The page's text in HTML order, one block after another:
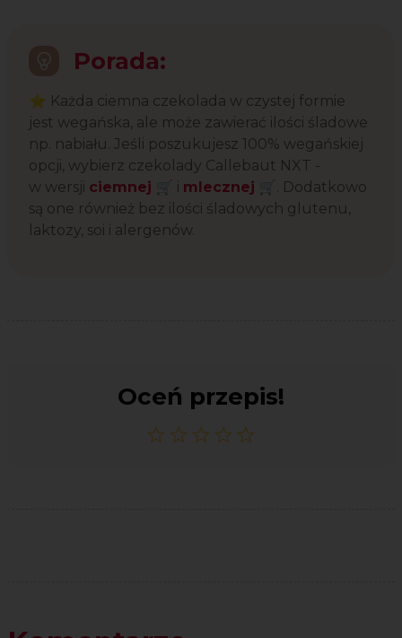
Porada:
⭐ Każda ciemna czekolada w czystej formie
jest wegańska, ale może zawierać ilości śladowe
np. nabiału. Jeśli poszukujesz 100% wegańskiej
opcji, wybierz czekolady Callebaut NXT -
w wersji ciemnej 🛒 i mlecznej 🛒. Dodatkowo
są one również bez ilości śladowych glutenu,
laktozy, soi i alergenów.
Oceń przepis!